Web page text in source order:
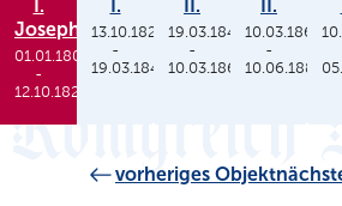
I.
Joseph
01.01.1806
-
12.10.1825
I.
13.10.1825
-
19.03.1848
II.
19.03.1848
-
10.03.1864
II.
10.03.1864
-
10.06.1886
vorheriges Objekt